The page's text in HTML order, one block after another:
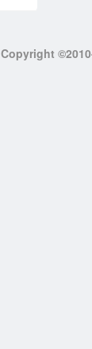
Copyright